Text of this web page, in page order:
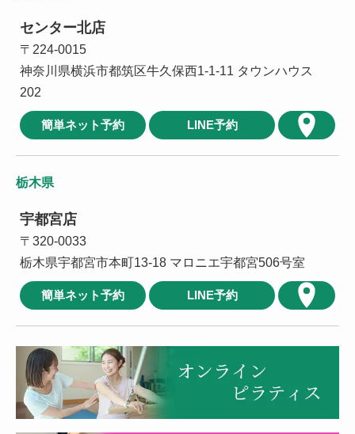
センター北店
〒224-0015
神奈川県横浜市都筑区牛久保西1-1-11 タウンハウス
202
簡単ネット予約 LINE予約
栃木県
宇都宮店
〒320-0033
栃木県宇都宮市本町13-18 マロニエ宇都宮506号室
簡単ネット予約 LINE予約